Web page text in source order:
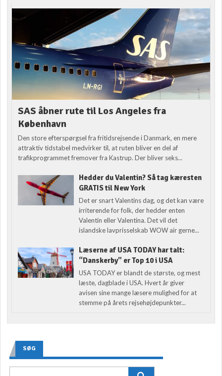
SAS åbner rute til Los Angeles fra
København
Den store efterspørgsel fra fritidsrejsende i Danmark, en mere
attraktiv tidstabel medvirker til, at ruten bliver en del af
trafikprogrammet fremover fra Kastrup. Der bliver seks...
Hedder du Valentin? Så tag kæresten
GRATIS til New York
Det er snart Valentins dag, og det kan være
irriterende for folk, der hedder enten
Valentin eller Valentina. Det vil det
islandske lavprisselskab WOW air gerne...
Læserne af USA TODAY har talt:
“Danskerby” er Top 10 i USA
USA TODAY er blandt de største, og mest
læste, dagblade i USA. Hvert år giver
avisen sine mange læsere mulighed for at
stemme på årets rejsehøjdepunkter...
SØG